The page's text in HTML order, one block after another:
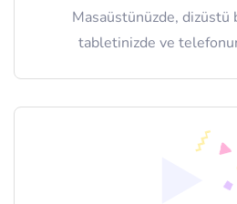
Masaüstünüzde, dizüstü
tabletinizde ve